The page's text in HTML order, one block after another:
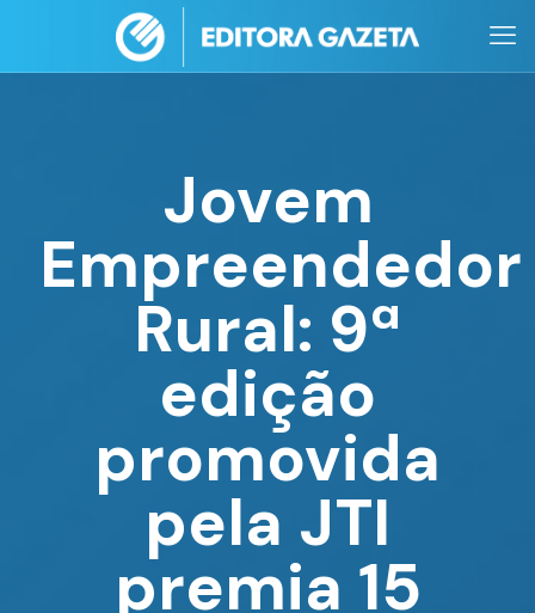
Jovem
Empreendedor
Rural: 9ª
edição
promovida
pela JTI
premia 15